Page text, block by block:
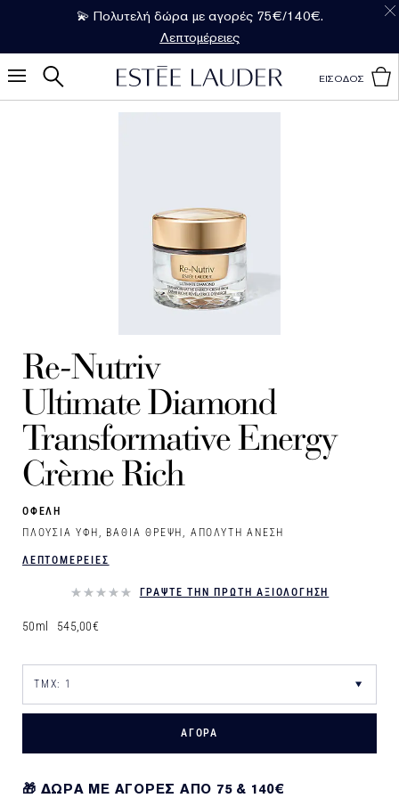
💫 Πολυτελή δώρα με αγορές 75€/140€.
Λεπτομέρειες
ΕΙΣΟΔΟΣ
Re-Nutriv
Ultimate Diamond
Transformative Energy
Crème Rich
ΟΦΕΛΗ
ΠΛΟΥΣΙΑ ΥΦΗ, ΒΑΘΙΑ ΘΡΕΨΗ, ΑΠΟΛΥΤΗ ΑΝΕΣΗ
ΛΕΠΤΟΜΕΡΕΙΕΣ
ΓΡΑΨΤΕ ΤΗΝ ΠΡΩΤΗ ΑΞΙΟΛΟΓΗΣΗ
50ml 545,00€
ΑΓΟΡΑ
🎁 ΔΩΡΑ ΜΕ ΑΓΟΡΕΣ ΑΠΌ 75 & 140€